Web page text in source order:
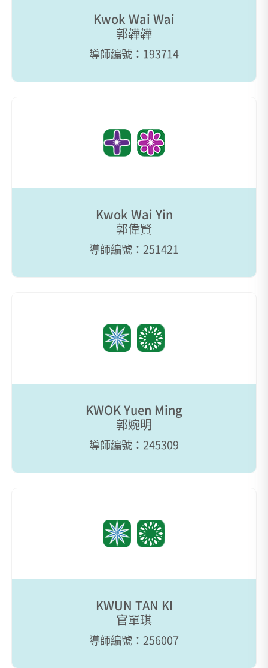
Kwok Wai Wai
郭韡韡
導師編號：193714
Kwok Wai Yin
郭偉賢
導師編號：251421
KWOK Yuen Ming
郭婉明
導師編號：245309
KWUN TAN KI
官單琪
導師編號：256007